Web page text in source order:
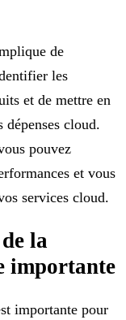
de
les
et de mettre en
cloud.
pouvez
et vous
services cloud.
la
importante
importante pour